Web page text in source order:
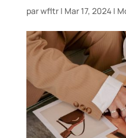
parwfltr| Mar 17, 2024|